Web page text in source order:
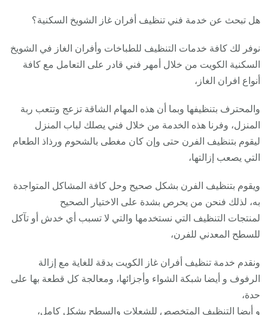
هل تبحث عن خدمة فني تنظيف أفران غاز الشويخ السكنية؟
نوفر لك كافة خدمات التنظيف للطباخات وأفران الغاز في الشويخ
السكنية الكويت من خلال أمهر فني قادر على التعامل مع كافة
أنواع افران الغاز،
والمحترف بتنظيفها وبما أن هذه المهام الشاقة تزعج وتتعب ربة
المنزل، وفرنا هذه الخدمة من خلال فني يصلك لباب المنزل
ليقوم بتنظيف الفرن حتى وإن كان مغطى بالشحوم ورذاذ الطعام
التي يصعب إزالتها،
ويقوم بتنظيف الفرن بشكل صحيح وحل كافة المشاكل المتواجدة
به، لذلك فنحن من يحرص بشدة على الاختيار الصحيح
لمنتجات التنظيف التي نستخدمها والتي لا تسبب أي خدش أو تآكل
للسطح المعدني للفرن،
ونقدم خدمة تنظيف أفران غاز الكويت بدقة للغاية مع إزالة
الرفوف و أيضا شبكة الشواء وأجزائها، ومعالجة كل قطعة بها على
حدة،
و أيضا التنظيف المتخصص للشعلات والسطح بشكل كامل،